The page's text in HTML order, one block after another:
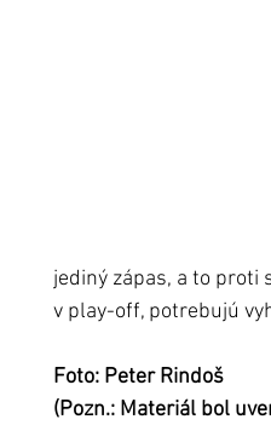
jediný zápas, a to proti
v play-off, potrebujú
Foto: Peter Rindoš
(Pozn.: Materiál bol